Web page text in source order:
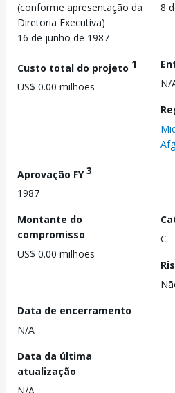
(conforme apresentação da
Diretoria Executiva)
16 de junho de 1987
8
Custo total do projeto 1
US$ 0.00 milhões
N/
Aprovação FY3
1987
Montante do
compromisso
US$ 0.00 milhões
C
Data de encerramento
N/A
Data da última
atualização